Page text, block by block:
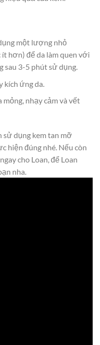
một lượng nhỏ
hơn) để da làm quen với
sau 3-5 phút sử dụng.
kích ứng da.
mỏng, nhạy cảm và vết
sử dụng kem tan mỡ
hiện đúng nhé. Nếu còn
cho Loan, để Loan
nha.